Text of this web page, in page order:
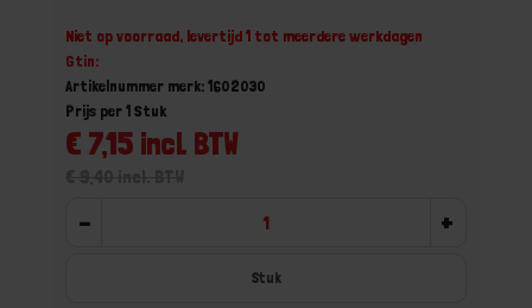
Niet op voorraad, levertijd 1 tot meerdere werkdagen
Gtin:
Artikelnummer merk: 1602030
€ 7,15 incl. BTW
Prijs per 1 Stuk
- +
Stuk